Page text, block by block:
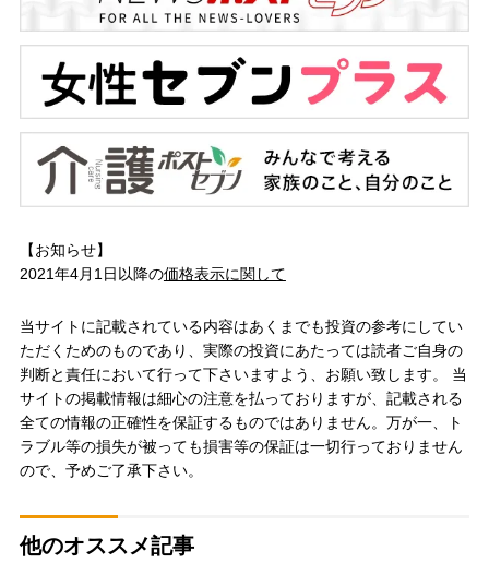
【お知らせ】
2021年4月1日以降の価格表示に関して
当サイトに記載されている内容はあくまでも投資の参考にしてい
ただくためのものであり、実際の投資にあたっては読者ご自身の
判断と責任において行って下さいますよう、お願い致します。 当
サイトの掲載情報は細心の注意を払っておりますが、記載される
全ての情報の正確性を保証するものではありません。万が一、ト
ラブル等の損失が被っても損害等の保証は一切行っておりません
ので、予めご了承下さい。
他のオススメ記事